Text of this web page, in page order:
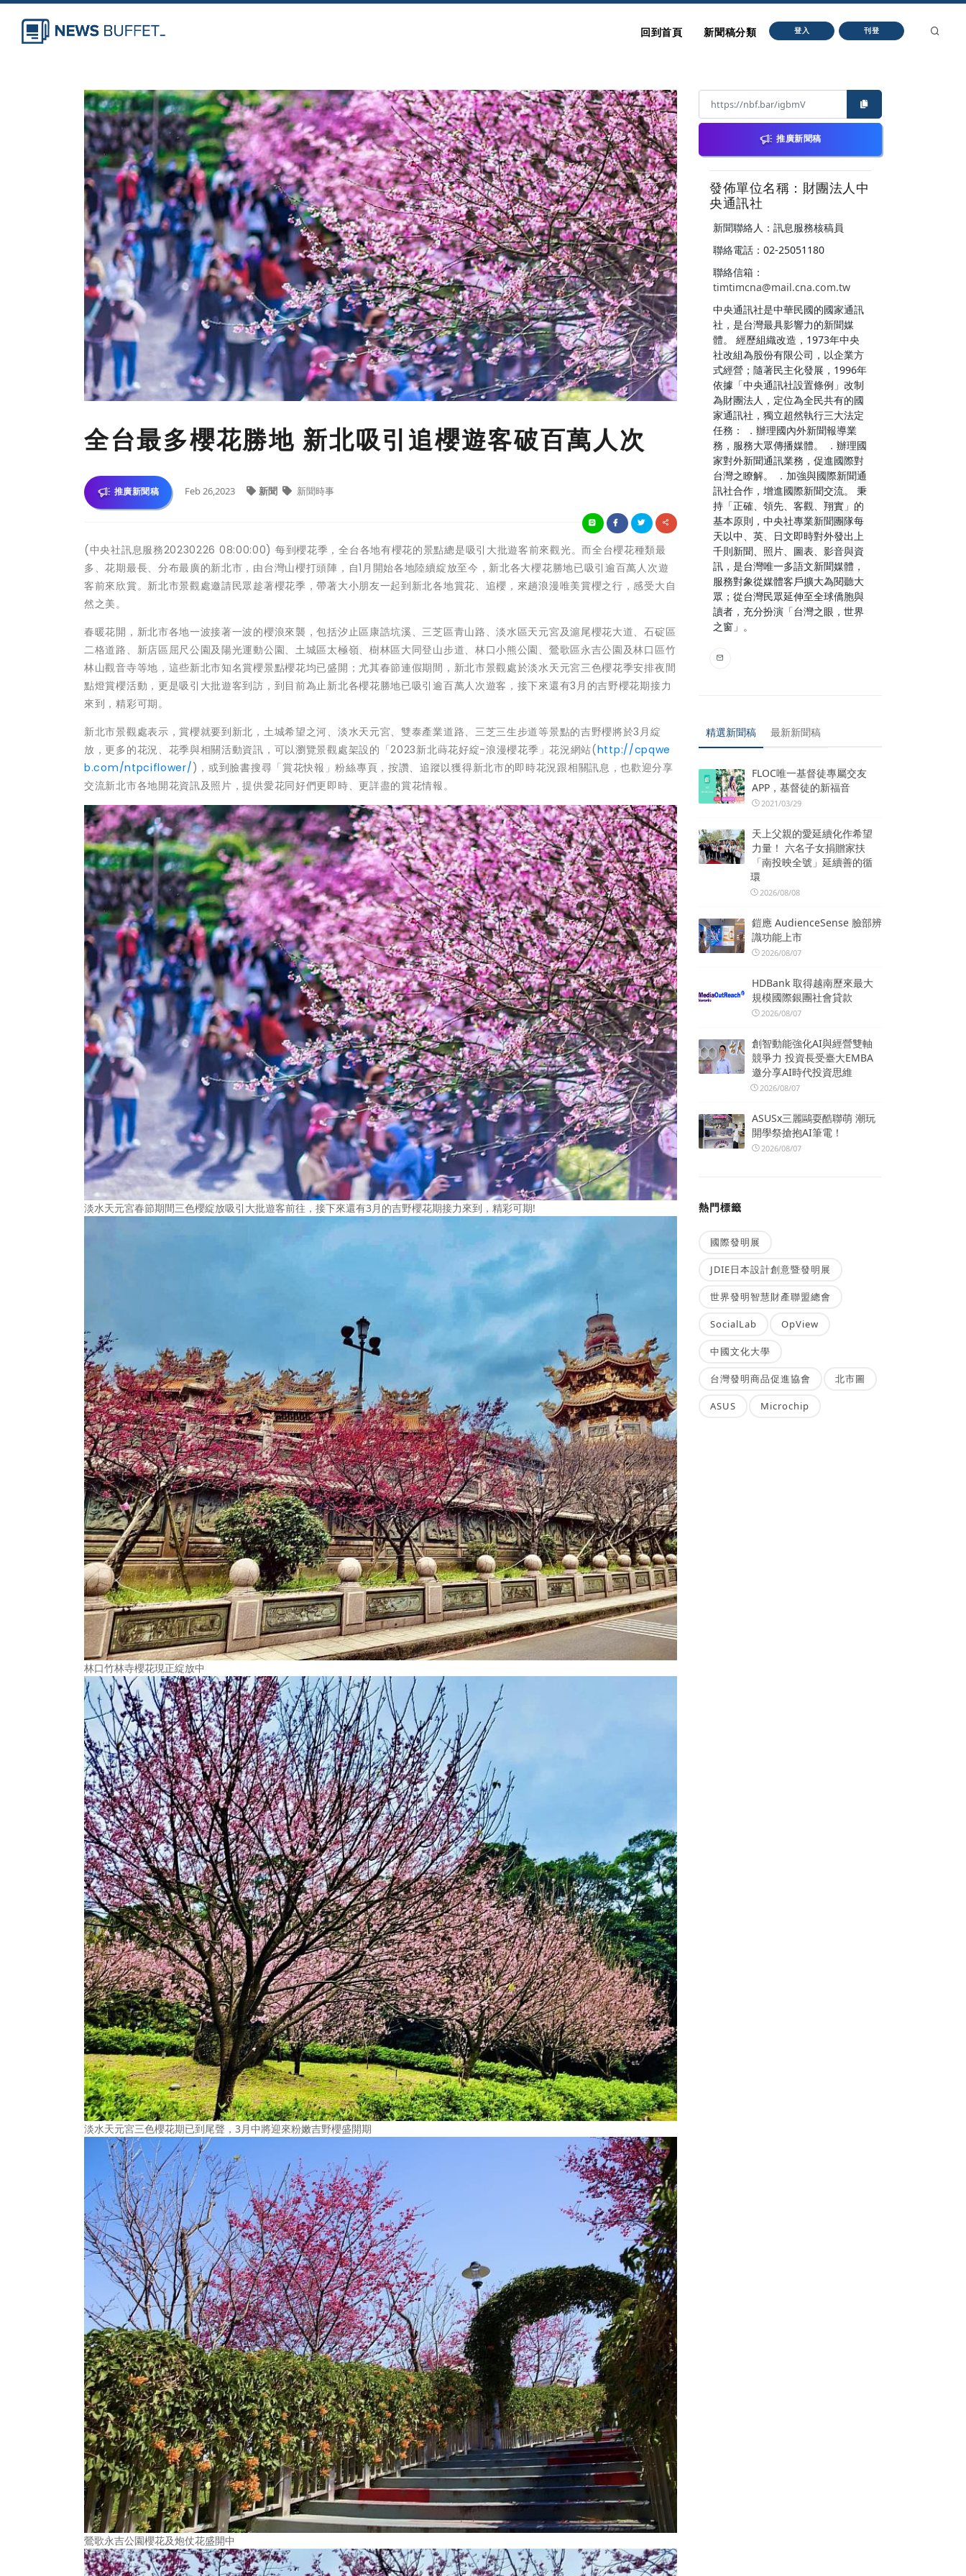
回到首頁 新聞稿分類 登入 刊登
全台最多櫻花勝地 新北吸引追櫻遊客破百萬人次
推廣新聞稿 Feb 26,2023 新聞 新聞時事
(中央社訊息服務20230226 08:00:00) 每到櫻花季，全台各地有櫻花的景點總是吸引大批遊客前來觀光。而全台櫻花種類最
多、花期最長、分布最廣的新北市，由台灣山櫻打頭陣，自1月開始各地陸續綻放至今，新北各大櫻花勝地已吸引逾百萬人次遊
客前來欣賞。新北市景觀處邀請民眾趁著櫻花季，帶著大小朋友一起到新北各地賞花、追櫻，來趟浪漫唯美賞櫻之行，感受大自
然之美。
春暖花開，新北市各地一波接著一波的櫻浪來襲，包括汐止區康誥坑溪、三芝區青山路、淡水區天元宮及滬尾櫻花大道、石碇區
二格道路、新店區屈尺公園及陽光運動公園、土城區太極嶺、樹林區大同登山步道、林口小熊公園、鶯歌區永吉公園及林口區竹
林山觀音寺等地，這些新北市知名賞櫻景點櫻花均已盛開；尤其春節連假期間，新北市景觀處於淡水天元宮三色櫻花季安排夜間
點燈賞櫻活動，更是吸引大批遊客到訪，到目前為止新北各櫻花勝地已吸引逾百萬人次遊客，接下來還有3月的吉野櫻花期接力
來到，精彩可期。
新北市景觀處表示，賞櫻就要到新北，土城希望之河、淡水天元宮、雙泰產業道路、三芝三生步道等景點的吉野櫻將於3月綻
放，更多的花況、花季與相關活動資訊，可以瀏覽景觀處架設的「2023新北蒔花好綻-浪漫櫻花季」花況網站(http://cpqwe
b.com/ntpciflower/)，或到臉書搜尋「賞花快報」粉絲專頁，按讚、追蹤以獲得新北市的即時花況跟相關訊息，也歡迎分享
交流新北市各地開花資訊及照片，提供愛花同好們更即時、更詳盡的賞花情報。
淡水天元宮春節期間三色櫻綻放吸引大批遊客前往，接下來還有3月的吉野櫻花期接力來到，精彩可期!
林口竹林寺櫻花現正綻放中
淡水天元宮三色櫻花期已到尾聲，3月中將迎來粉嫩吉野櫻盛開期
鶯歌永吉公園櫻花及炮仗花盛開中
推廣新聞稿
發佈單位名稱：財團法人中
央通訊社
新聞聯絡人：訊息服務核稿員
聯絡電話：02-25051180
聯絡信箱：
timtimcna@mail.cna.com.tw
中央通訊社是中華民國的國家通訊
社，是台灣最具影響力的新聞媒
體。 經歷組織改造，1973年中央
社改組為股份有限公司，以企業方
式經營；隨著民主化發展，1996年
依據「中央通訊社設置條例」改制
為財團法人，定位為全民共有的國
家通訊社，獨立超然執行三大法定
任務： ．辦理國內外新聞報導業
務，服務大眾傳播媒體。 ．辦理國
家對外新聞通訊業務，促進國際對
台灣之瞭解。 ．加強與國際新聞通
訊社合作，增進國際新聞交流。 秉
持「正確、領先、客觀、翔實」的
基本原則，中央社專業新聞團隊每
天以中、英、日文即時對外發出上
千則新聞、照片、圖表、影音與資
訊，是台灣唯一多語文新聞媒體，
服務對象從媒體客戶擴大為閱聽大
眾；從台灣民眾延伸至全球僑胞與
讀者，充分扮演「台灣之眼，世界
之窗」。
精選新聞稿 最新新聞稿
FLOC唯一基督徒專屬交友
APP，基督徒的新福音
2021/03/29
天上父親的愛延續化作希望
力量！ 六名子女捐贈家扶
「南投映全號」延續善的循
環
2026/08/08
鎧應 AudienceSense 臉部辨
識功能上市
2026/08/07
HDBank 取得越南歷來最大
規模國際銀團社會貸款
2026/08/07
創智動能強化AI與經營雙軸
競爭力 投資長受臺大EMBA
邀分享AI時代投資思維
2026/08/07
ASUSx三麗鷗耍酷聯萌 潮玩
開學祭搶抱AI筆電！
2026/08/07
熱門標籤
國際發明展
JDIE日本設計創意暨發明展
世界發明智慧財產聯盟總會
SocialLab OpView
中國文化大學
台灣發明商品促進協會 北市圖
ASUS Microchip